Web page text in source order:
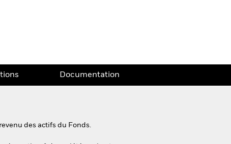
Documentation
des actifs du Fonds.